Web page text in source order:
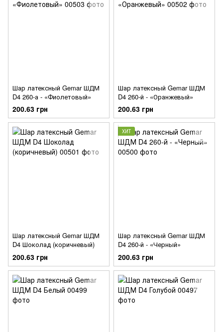
Шар латексный Gemar ШДМ
D4 260-а - «Фиолетовый»
200.63 грн
Шар латексный Gemar ШДМ
D4 260-й - «Оранжевый»
200.63 грн
Шар латексный Gemar ШДМ
D4 Шоколад (коричневый)
200.63 грн
ХИТ
Шар латексный Gemar ШДМ
D4 260-й - «Черный»
200.63 грн